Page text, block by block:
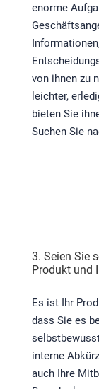
enorme
von ihnen zu
leichter,
bieten Sie
Suchen Sie
3. Seien Sie
Produkt und
Es ist Ihr
dass Sie es
interne
auch Ihre